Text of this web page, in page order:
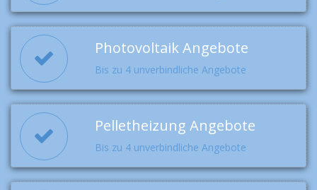
Photovoltaik Angebote
Bis zu 4 unverbindliche Angebote
Pelletheizung Angebote
Bis zu 4 unverbindliche Angebote